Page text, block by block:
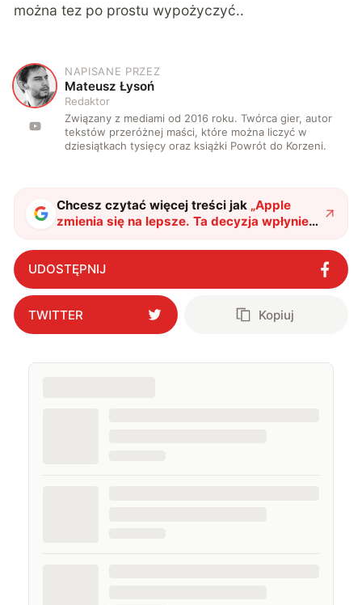
można tez po prostu wypożyczyć..
M
NAPISANE PRZEZ
Mateusz Łysoń
Redaktor
Związany z mediami od 2016 roku. Twórca gier, autor
tekstów przeróżnej maści, które można liczyć w
dziesiątkach tysięcy oraz książki Powrót do Korzeni.
Chcesz czytać więcej treści jak „Apple
zmienia się na lepsze. Ta decyzja wpłynie
na wielu użytkowników"?
UDOSTĘPNIJ
TWITTER Kopiuj